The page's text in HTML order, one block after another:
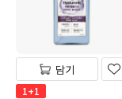
담기
1+1